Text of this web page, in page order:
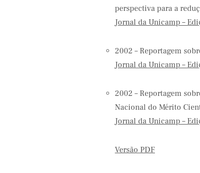
perspectiva para a
Jornal da Unicamp –
2002 – Reportagem
Jornal da Unicamp –
2002 – Reportagem
Nacional do Mérito
Jornal da Unicamp –
Versão PDF